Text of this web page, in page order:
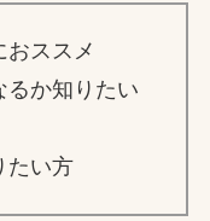
おススメ
るか知りたい
たい方